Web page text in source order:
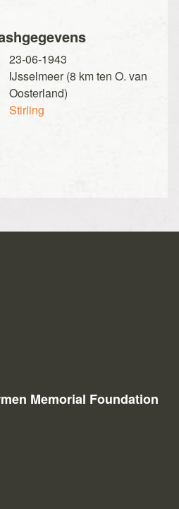
23-06-1943
IJsselmeer (8 km ten O. van
Oosterland)
Stirling
Memorial Foundation